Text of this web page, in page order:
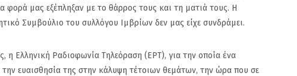
μας εξέπληξαν με το θάρρος τους και τη ματιά τους. Η
Συμβούλιο του συλλόγου Ιμβρίων δεν μας είχε συνδράμει.
η Ελληνική Ραδιοφωνία Τηλεόραση (ΕΡΤ), για την οποία ένα
την ευαισθησία της στην κάλυψη τέτοιων θεμάτων, την ώρα που σε
Επιμελητηρίου
αφήγημα...